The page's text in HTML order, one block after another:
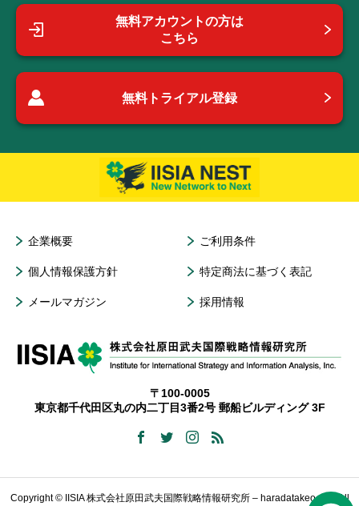
無料アカウントの方は
こちら
無料トライアル登録
企業概要 ご利用条件
個人情報保護方針 特定商法に基づく表記
メールマガジン 採用情報
〒100-0005
東京都千代田区丸の内二丁目3番2号 郵船ビルディング 3F
Copyright © IISIA 株式会社原田武夫国際戦略情報研究所 – haradatakeo.com All